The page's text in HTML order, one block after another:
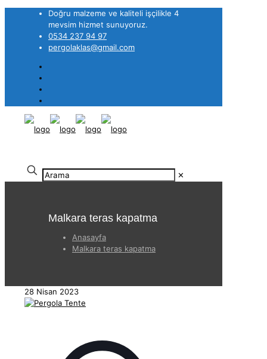
Doğru malzeme ve kaliteli işçilikle 4
mevsim hizmet sunuyoruz.
0534 237 94 97
pergolaklas@gmail.com
✕
Malkara teras kapatma
Anasayfa
Malkara teras kapatma
28 Nisan 2023